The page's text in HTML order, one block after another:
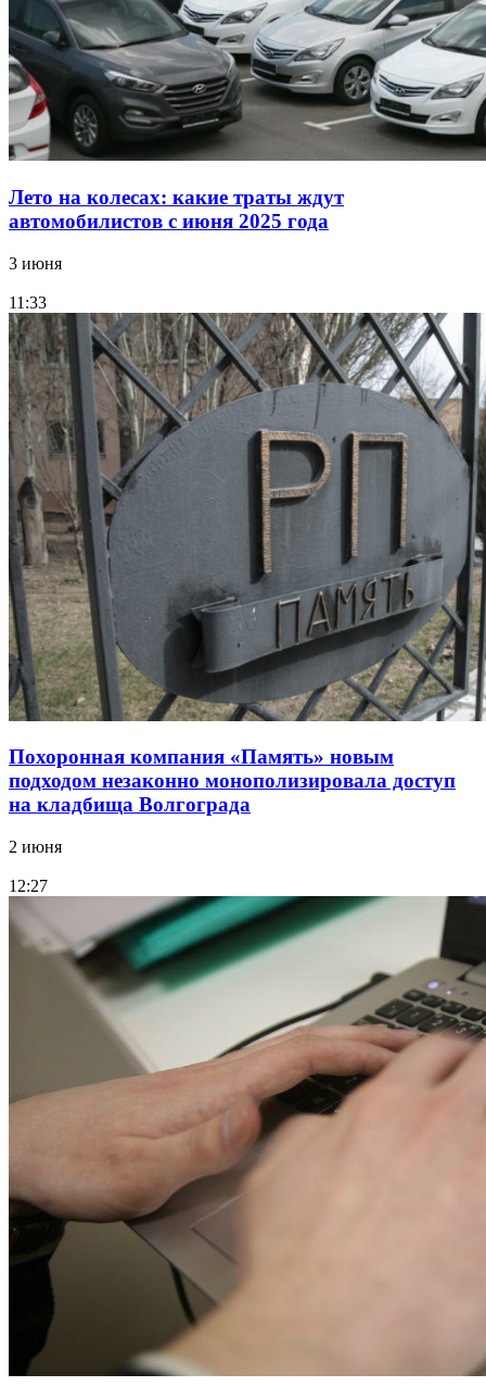
Лето на колесах: какие траты ждут
автомобилистов с июня 2025 года
3 июня
11:33
Похоронная компания «Память» новым
подходом незаконно монополизировала доступ
на кладбища Волгограда
2 июня
12:27